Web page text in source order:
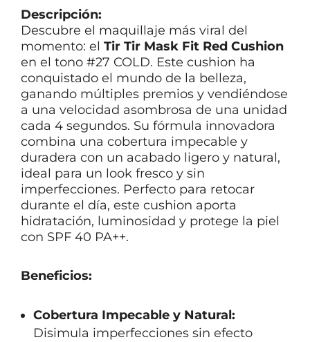
Descripción:
Descubre el maquillaje más viral del
momento: el Tir Tir Mask Fit Red Cushion
en el tono #27 COLD. Este cushion ha
conquistado el mundo de la belleza,
ganando múltiples premios y vendiéndose
a una velocidad asombrosa de una unidad
cada 4 segundos. Su fórmula innovadora
combina una cobertura impecable y
duradera con un acabado ligero y natural,
ideal para un look fresco y sin
imperfecciones. Perfecto para retocar
durante el día, este cushion aporta
hidratación, luminosidad y protege la piel
con SPF 40 PA++.
Beneficios:
Cobertura Impecable y Natural:
Disimula imperfecciones sin efecto